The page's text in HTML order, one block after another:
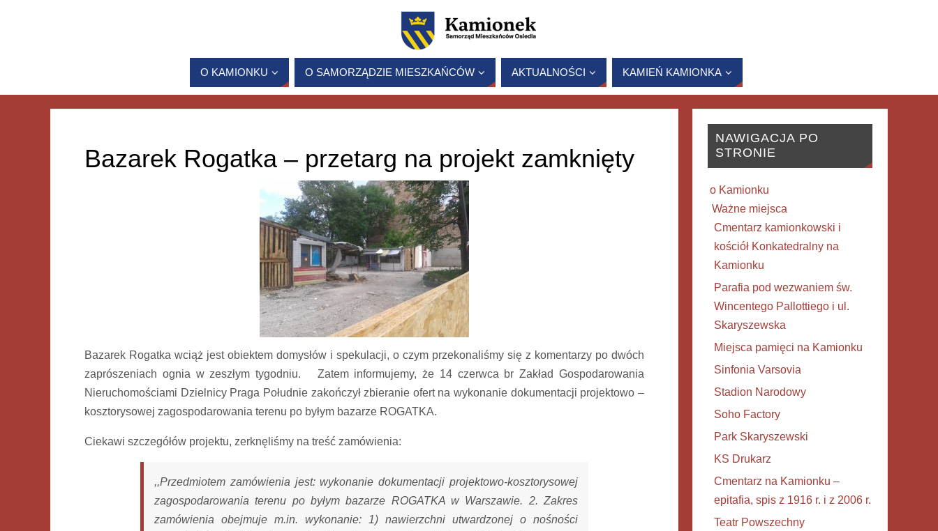
O KAMIONKU O SAMORZĄDZIE MIESZKAŃCÓW AKTUALNOŚCI KAMIEŃ KAMIONKA
Bazarek Rogatka – przetarg na projekt zamknięty
Bazarek Rogatka wciąż jest obiektem domysłów i spekulacji, o czym przekonaliśmy się z komentarzy po dwóch
zaprószeniach ognia w zeszłym tygodniu. Zatem informujemy, że 14 czerwca br Zakład Gospodarowania
Nieruchomościami Dzielnicy Praga Południe zakończył zbieranie ofert na wykonanie dokumentacji projektowo –
kosztorysowej zagospodarowania terenu po byłym bazarze ROGATKA.
Ciekawi szczegółów projektu, zerknęliśmy na treść zamówienia:
,,Przedmiotem zamówienia jest: wykonanie dokumentacji projektowo-kosztorysowej
zagospodarowania terenu po byłym bazarze ROGATKA w Warszawie. 2. Zakres
zamówienia obejmuje m.in. wykonanie: 1) nawierzchni utwardzonej o nośności
NAWIGACJA PO
STRONIE
o Kamionku
Ważne miejsca
Cmentarz kamionkowski i
kościół Konkatedralny na
Kamionku
Parafia pod wezwaniem św.
Wincentego Pallottiego i ul.
Skaryszewska
Miejsca pamięci na Kamionku
Sinfonia Varsovia
Stadion Narodowy
Soho Factory
Park Skaryszewski
KS Drukarz
Cmentarz na Kamionku –
epitafia, spis z 1916 r. i z 2006 r.
Teatr Powszechny